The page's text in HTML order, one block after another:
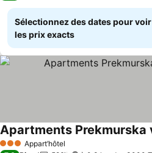
Sélectionnez des dates pour voir
les prix exacts
3 ÉtoilesAppart’hôtel
Apartments Prekmurska